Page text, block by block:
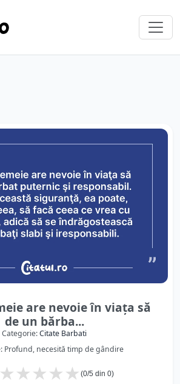
are nevoie în viaţa să
de un bărba...
Categorie:Citate Barbati
Profund, necesită timp de gândire
★
★
★
★
★ (0/5 din 0)